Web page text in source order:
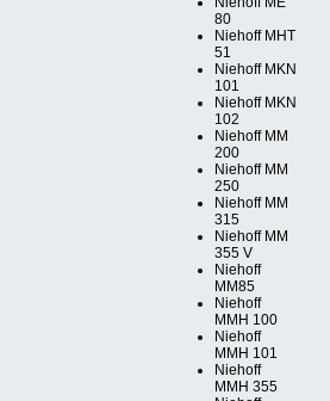
80
Niehoff MHT
51
Niehoff MKN
101
Niehoff MKN
102
Niehoff MM
200
Niehoff MM
250
Niehoff MM
315
Niehoff MM
355 V
Niehoff
MM85
Niehoff
MMH 100
Niehoff
MMH 101
Niehoff
MMH 355